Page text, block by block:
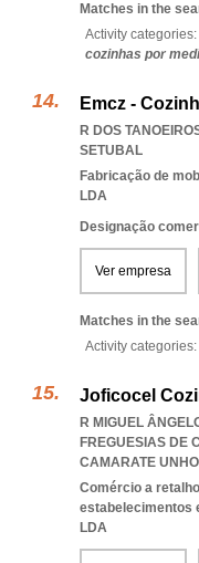
Matches in the
Activity categories:
cozinhas por
Emcz -
R DOS
SETUBAL
Fabricação de
LDA
Designação
Ver empresa
Matches in the
Activity categories:
Joficocel
R MIGUEL
FREGUESIAS DE
CAMARATE
Comércio a
estabelecimentos
LDA